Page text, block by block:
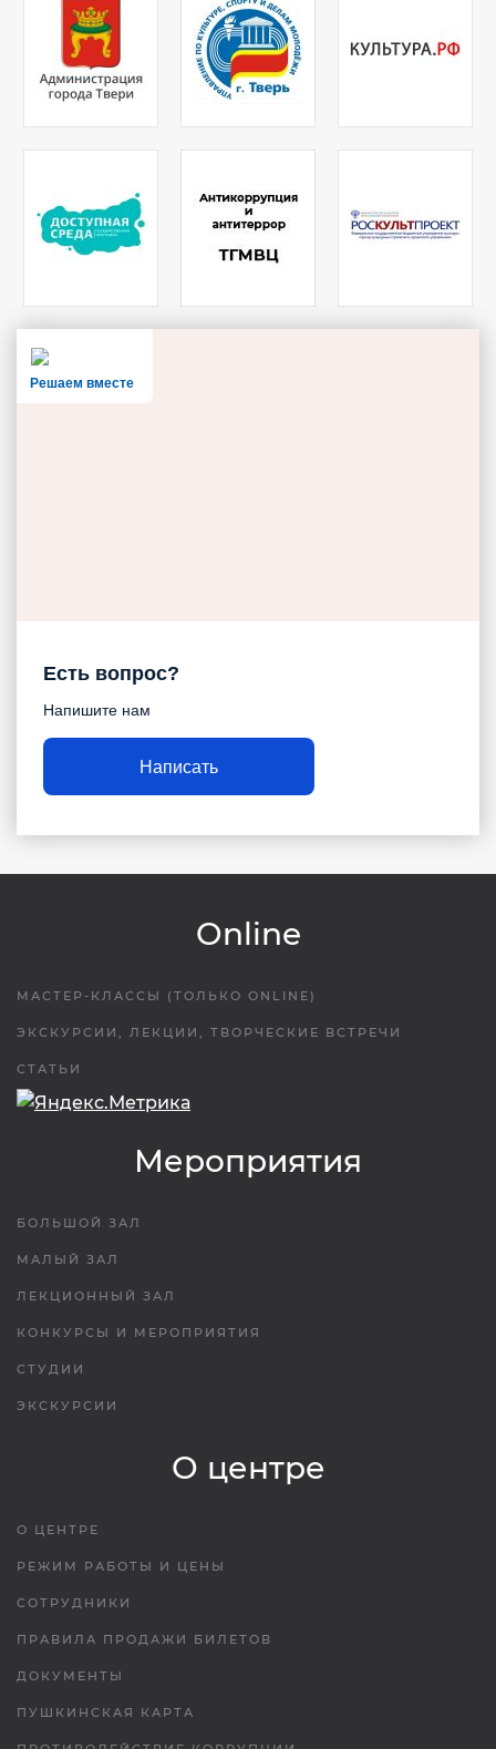
Решаем вместе
Есть вопрос?
Напишите нам
Написать
Online
МАСТЕР-КЛАССЫ (ТОЛЬКО ONLINE)
ЭКСКУРСИИ, ЛЕКЦИИ, ТВОРЧЕСКИЕ ВСТРЕЧИ
СТАТЬИ
Мероприятия
БОЛЬШОЙ ЗАЛ
МАЛЫЙ ЗАЛ
ЛЕКЦИОННЫЙ ЗАЛ
КОНКУРСЫ И МЕРОПРИЯТИЯ
СТУДИИ
ЭКСКУРСИИ
О центре
О ЦЕНТРЕ
РЕЖИМ РАБОТЫ И ЦЕНЫ
СОТРУДНИКИ
ПРАВИЛА ПРОДАЖИ БИЛЕТОВ
ДОКУМЕНТЫ
ПУШКИНСКАЯ КАРТА